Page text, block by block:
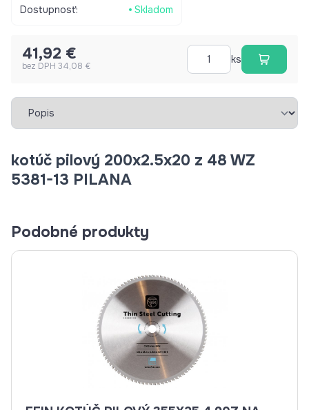
Dostupnosť:
Skladom
41,92 €
bez DPH 34,08 €
ks
Vybrať záložku
kotúč pilový 200x2.5x20 z 48 WZ
5381-13 PILANA
Podobné produkty